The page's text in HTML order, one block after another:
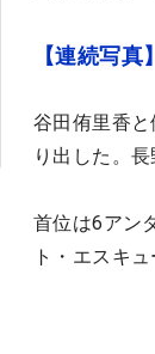
【連続写
谷田侑里香
り出した。
首位は6アン
ト・エスキ